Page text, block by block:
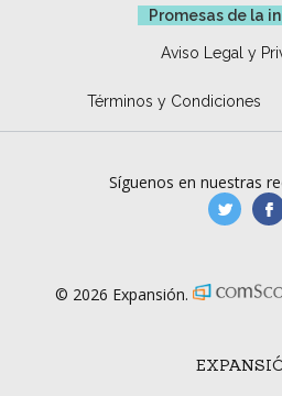
Promesas de la
Aviso Legal y
Términos y Condiciones
Síguenos en nuestras
© 2026 Expansión.